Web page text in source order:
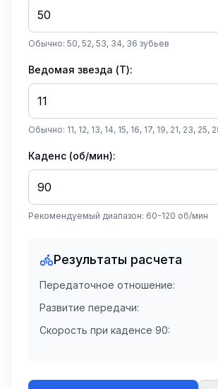
Обычно: 50, 52, 53, 34, 36 зубьев
Ведомая звезда (T):
Обычно: 11, 12, 13, 14, 15, 16, 17, 19, 21, 23, 25,
Каденс (об/мин):
Рекомендуемый диапазон: 60-120 об/мин
Результаты расчета
Передаточное отношение:
Развитие передачи:
Скорость при каденсе 90: